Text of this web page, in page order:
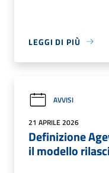
LEGGI DI PIÙ
AVVISI
21 APRILE 2026
Definizione
il modello